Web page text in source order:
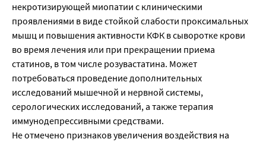
некротизирующей миопатии с клиническими
проявлениями в виде стойкой слабости проксимальных
мышц и повышения активности КФК в сыворотке крови
во время лечения или при прекращении приема
статинов, в том числе розувастатина. Может
потребоваться проведение дополнительных
исследований мышечной и нервной системы,
серологических исследований, а также терапия
иммунодепрессивными средствами.
Не отмечено признаков увеличения воздействия на